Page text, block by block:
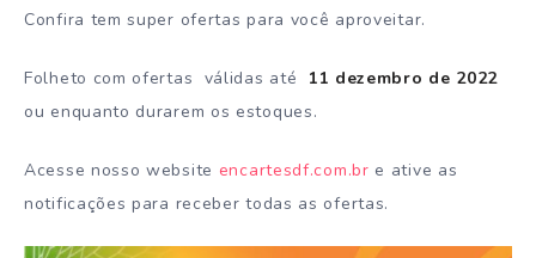
Confira tem super ofertas para você aproveitar.
Folheto com ofertas válidas até 11 dezembro de 2022
ou enquanto durarem os estoques.
Acesse nosso website encartesdf.com.br e ative as
notificações para receber todas as ofertas.